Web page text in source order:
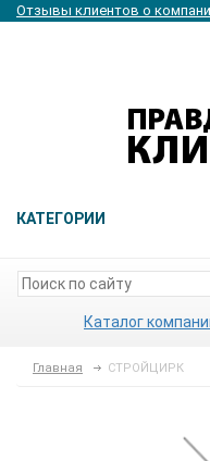
Отзывы клиентов о
КАТЕГОРИИ
Каталог
Главная СТРОЙЦИРК